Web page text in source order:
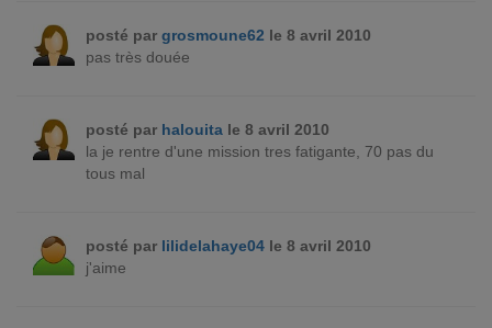
posté par grosmoune62 le 8 avril 2010
pas très douée
posté par halouitale 8 avril 2010
la je rentre d'une mission tres fatigante, 70 pas du
tous mal
posté par lilidelahaye04le 8 avril 2010
j'aime